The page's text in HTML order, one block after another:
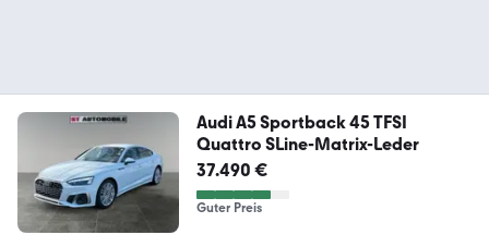
Audi A5 Sportback 45 TFSI
Quattro SLine-Matrix-Leder
37.490 €
Guter Preis